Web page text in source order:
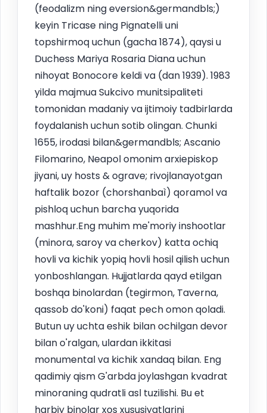
(feodalizm ning eversion&germandbls;)
keyin Tricase ning Pignatelli uni
topshirmoq uchun (gacha 1874), qaysi u
Duchess Mariya Rosaria Diana uchun
nihoyat Bonocore keldi va (dan 1939). 1983
yilda majmua Sukcivo munitsipaliteti
tomonidan madaniy va ijtimoiy tadbirlarda
foydalanish uchun sotib olingan. Chunki
1655, irodasi bilan&germandbls; Ascanio
Filomarino, Neapol omonim arxiepiskop
jiyani, uy hosts & ograve; rivojlanayotgan
haftalik bozor (chorshanbaì) qoramol va
pishloq uchun barcha yuqorida
mashhur.Eng muhim me'moriy inshootlar
(minora, saroy va cherkov) katta ochiq
hovli va kichik yopiq hovli hosil qilish uchun
yonboshlangan. Hujjatlarda qayd etilgan
boshqa binolardan (tegirmon, Taverna,
qassob do'koni) faqat pech omon qoladi.
Butun uy uchta eshik bilan ochilgan devor
bilan o'ralgan, ulardan ikkitasi
monumental va kichik xandaq bilan. Eng
qadimiy qism G'arbda joylashgan kvadrat
minoraning qudratli asl tuzilishi. Bu et
harbiy binolar xos xususiyatlarini